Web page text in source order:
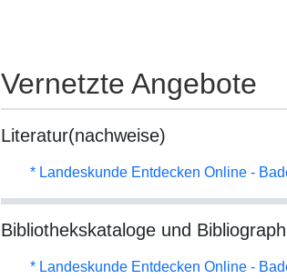
Vernetzte Angebote
Literatur(nachweise)
* Landeskunde Entdecken Online -
Bibliothekskataloge und
* Landeskunde Entdecken Online -